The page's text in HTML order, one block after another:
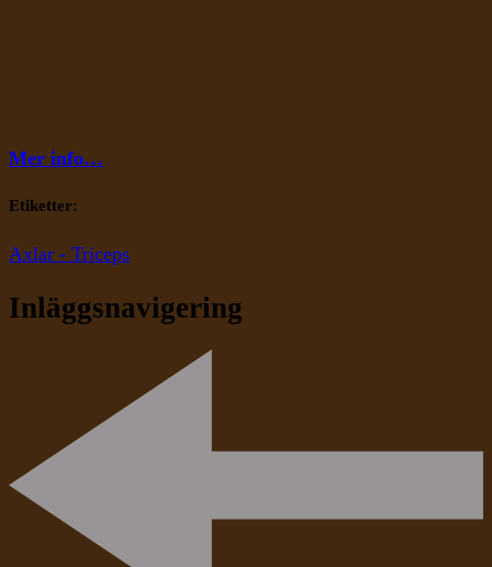
Mer info…
Etiketter:
Axlar - Triceps
Inläggsnavigering